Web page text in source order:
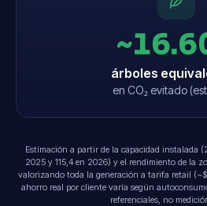
árboles
en CO₂ evitado
Estimación a partir de la capacidad instalada
2025 y 115,4 en 2026) y el rendimiento de la
valorizando toda la generación a tarifa retail
ahorro real por cliente varía según
referenciales, no